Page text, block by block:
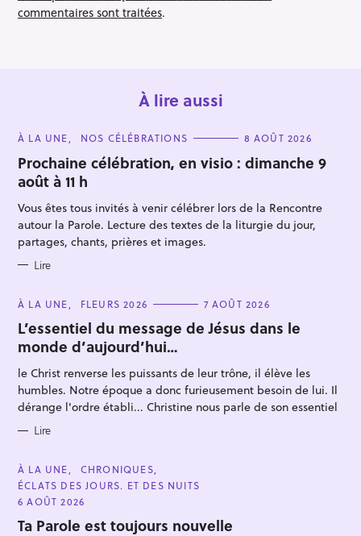
i
commentaires sont traitées.
À lire aussi
C
T
E
G
O
I
E
S
À LA UNE NOS CÉLÉBRATIONS 8 AOÛT 2026
Prochaine célébration, en visio : dimanche 9
août à 11 h
Vous êtes tous invités à venir célébrer lors de la Rencontre
autour la Parole. Lecture des textes de la liturgie du jour,
partages, chants, prières et images.
Lire
C
T
E
G
O
R
I
E
S
À LA UNE FLEURS 2026 7 AOÛT 2026
L’essentiel du message de Jésus dans le
monde d’aujourd’hui…
le Christ renverse les puissants de leur trône, il élève les
humbles. Notre époque a donc furieusement besoin de lui. Il
dérange l'ordre établi... Christine nous parle de son essentiel
Lire
C
A
T
E
G
O
R
À LA UNE
CHRONIQUES
ÉCLATS DES JOURS. ET DES NUITS
6 AOÛT 2026
Ta Parole est toujours nouvelle
R
e
c
e
r
c
h
e
r